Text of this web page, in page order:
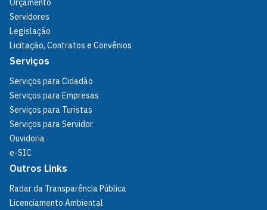
Orçamento
Servidores
Legislação
Licitação, Contratos e Convênios
Serviços
Serviços para Cidadão
Serviços para Empresas
Serviços para Turistas
Serviços para Servidor
Ouvidoria
e-SIC
Outros Links
Radar da Transparência Pública
Licenciamento Ambiental